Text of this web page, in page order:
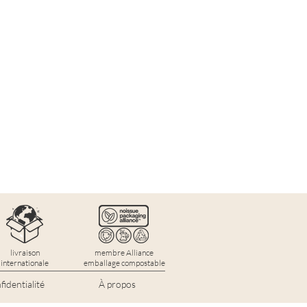
livraison
internationale
membre Alliance
emballage compostable
À propos